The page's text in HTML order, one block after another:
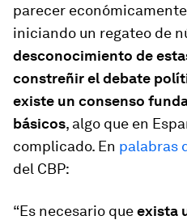
parecer
iniciando un regateo de
desconocimiento de
constreñir el debate
existe un consenso
básicos, algo que en
complicado. En palabras
del CBP:
“Es necesario queexista